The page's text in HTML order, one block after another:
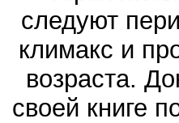
следуют
климакс и
возраста.
своей книге